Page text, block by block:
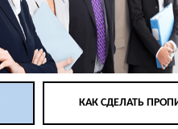
КАК СДЕЛАТЬ